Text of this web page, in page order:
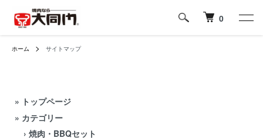
0
ホーム サイトマップ
» トップページ
» カテゴリー
› 焼肉・BBQセット